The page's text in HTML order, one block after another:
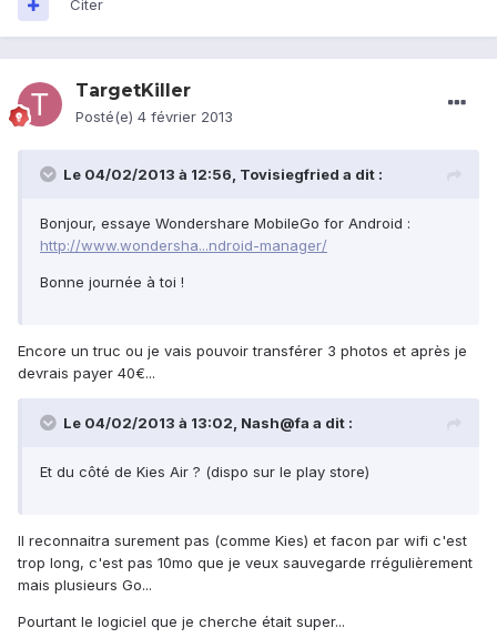
Citer
TargetKiller
Posté(e) 4 février 2013
Le 04/02/2013 à 12:56, Tovisiegfried a dit :
Bonjour, essaye Wondershare MobileGo for Android :
http://www.wondersha...ndroid-manager/
Bonne journée à toi !
Encore un truc ou je vais pouvoir transférer 3 photos et après je
devrais payer 40€...
Le 04/02/2013 à 13:02, Nash@fa a dit :
Et du côté de Kies Air ? (dispo sur le play store)
Il reconnaitra surement pas (comme Kies) et facon par wifi c'est
trop long, c'est pas 10mo que je veux sauvegarde rrégulièrement
mais plusieurs Go...
Pourtant le logiciel que je cherche était super...